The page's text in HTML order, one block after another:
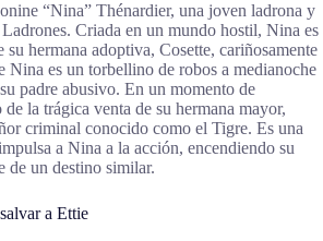
“Nina” Thénardier, una joven ladrona y
Criada en un mundo hostil, Nina es
su hermana adoptiva, Cosette, cariñosamente
Nina es un torbellino de robos a medianoche
padre abusivo. En un momento de
de la trágica venta de su hermana mayor,
criminal conocido como el Tigre. Es una
a Nina a la acción, encendiendo su
de un destino similar.
a Ettie